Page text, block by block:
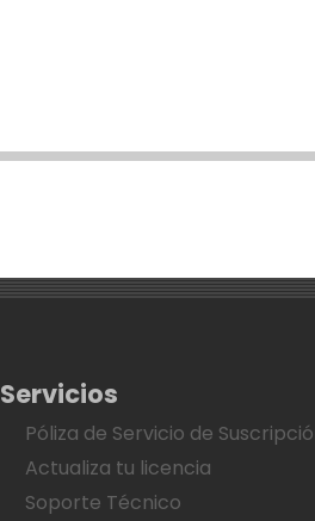
Servicios
Póliza de Servicio de
Actualiza tu licencia
Soporte Técnico